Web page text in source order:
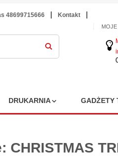
48699715666 Kontakt
DRUKARNIA GADŻETY
CHRISTMAS